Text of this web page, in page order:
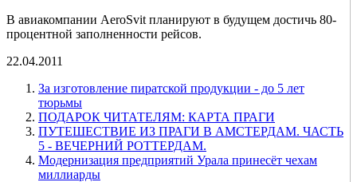
В авиакомпании AeroSvit планируют в будущем достичь 80-
процентной заполненности рейсов.
22.04.2011
За изготовление пиратской продукции - до 5 лет
тюрьмы
ПОДАРОК ЧИТАТЕЛЯМ: КАРТА ПРАГИ
ПУТЕШЕСТВИЕ ИЗ ПРАГИ В АМСТЕРДАМ. ЧАСТЬ
5 - ВЕЧЕРНИЙ РОТТЕРДАМ.
Модернизация предприятий Урала принесёт чехам
миллиарды